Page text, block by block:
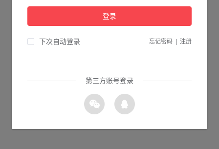
登录
下次自动登录 忘记密码 注册
第三方账号登录